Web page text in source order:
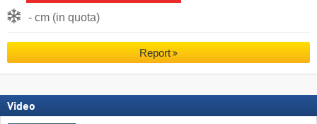
- cm (in quota)
Report
Video